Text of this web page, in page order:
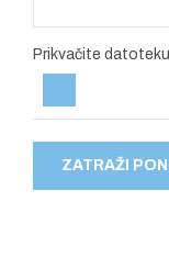
Prikvačite datoteku